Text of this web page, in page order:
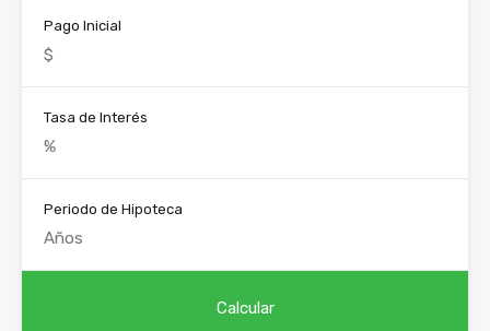
Pago Inicial
Tasa de Interés
Periodo de Hipoteca